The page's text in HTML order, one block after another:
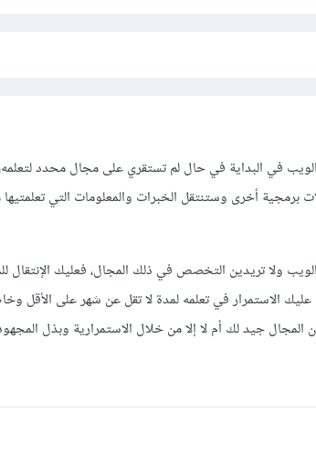
في البداية في حال لم تستقري على مجال محدد
برمجية أخرى وستنتقل الخبرات والمعلومات التي
ولا تريدين التخصص في ذلك المجال، فعليك الإنتقال
الاستمرار في تعلمه لمدة لا تقل عن شهر على الأقل
المجال جيد لك أم لا إلا من خلال الاستمرارية وبذل